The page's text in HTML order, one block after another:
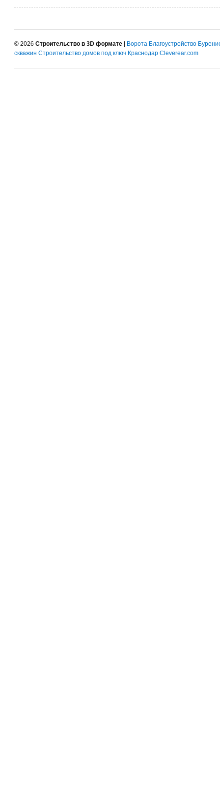
© 2026 Строительство в 3D формате Ворота Благоустройство
скважин Строительство домов под ключ Краснодар Cleverear.com